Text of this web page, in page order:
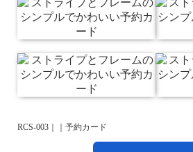
RCS-003｜｜予約カード